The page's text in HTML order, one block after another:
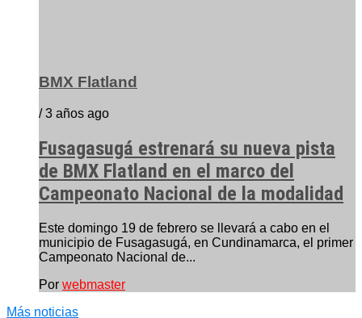
BMX Flatland
/ 3 años ago
Fusagasugá estrenará su nueva pista
de BMX Flatland en el marco del
Campeonato Nacional de la modalidad
Este domingo 19 de febrero se llevará a cabo en el
municipio de Fusagasugá, en Cundinamarca, el primer
Campeonato Nacional de...
Por webmaster
Más noticias